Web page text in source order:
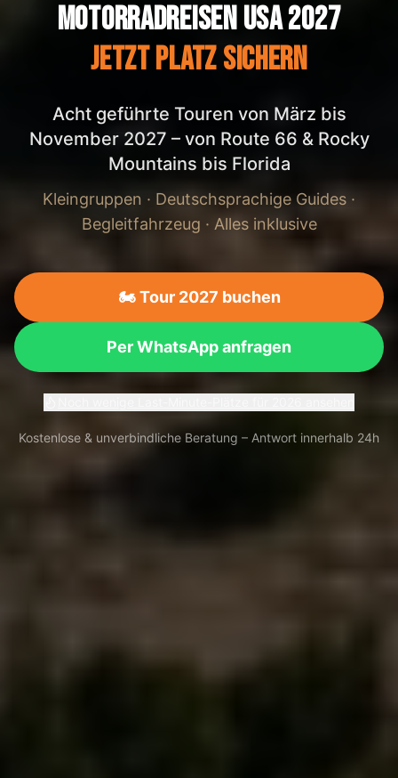
Motorradreisen USA 2027
Jetzt Platz sichern
Acht geführte Touren von März bis
November 2027 – von Route 66 & Rocky
Mountains bis Florida
Kleingruppen · Deutschsprachige Guides ·
Begleitfahrzeug · Alles inklusive
🏍️ Tour 2027 buchen
Per WhatsApp anfragen
Kostenlose & unverbindliche Beratung – Antwort innerhalb 24h